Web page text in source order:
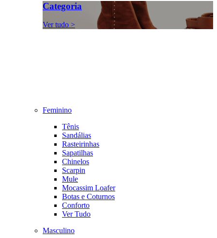
Categoria
Ver tudo >
Feminino
Tênis
Sandálias
Rasteirinhas
Sapatilhas
Chinelos
Scarpin
Mule
Mocassim Loafer
Botas e Coturnos
Conforto
Ver Tudo
Masculino